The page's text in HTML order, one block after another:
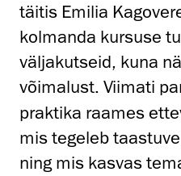
täitis Emilia
kolmanda kursuse
väljakutseid, kuna
võimalust. Viimati
praktika raames
mis tegeleb
ning mis kasvas